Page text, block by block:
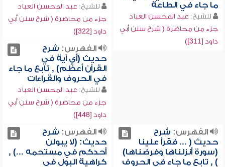
ما جاء في الطاعة
للشيخ: عبد المحسن العباد
جزء من محاضرة ( شرح سنن أبي
داود [311])
للشيخ: عبد المحسن العباد
جزء من محاضرة ( شرح سنن أبي
داود [322])
الفهرس: شرح
حديث (أي آية في
القرآن أعظم) , تابع ما جاء
في الحروف والقراءات
للشيخ: عبد المحسن العباد
جزء من محاضرة ( شرح سنن أبي
داود [448])
الفهرس: شرح
حديث ( ... فقرأ علينا
(سورة أنزلناها وفرضناها)
) , تابع ما جاء في الحروف
الفهرس: شرح
حديث: (لا يبولن
أحدكم في مستحمه ...) ,
كراهية البول في